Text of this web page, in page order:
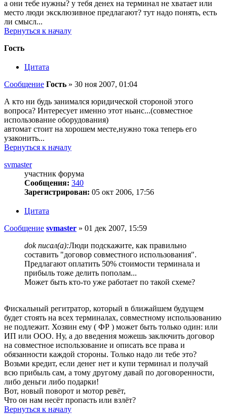
а они тебе нужны? у тебя денех на терминал не хватает или
место люди эксклюзивное предлагают? тут надо понять, есть
ли смысл...
Вернуться к началу
Гость
Цитата
Сообщение Гость » 30 ноя 2007, 01:04
А кто ни будь занимался юридической стороной этого
вопроса? Интересует именно этот ньанс...(совместное
использование оборудования)
автомат стоит на хорошем месте,нужно тока теперь его
узаконить...
Вернуться к началу
svmaster
участник форума
Сообщения: 340
Зарегистрирован: 05 окт 2006, 17:56
Цитата
Сообщение svmaster » 01 дек 2007, 15:59
dok писал(а):Люди подскажите, как правильно
составить "договор совместного использования".
Предлагают оплатить 50% стоимости терминала и
прибыль тоже делить пополам...
Может быть кто-то уже работает по такой схеме?
Фискальный регитратор, который в ближайшем будущем
будет стоять на всех терминалах, совместному использованию
не подлежит. Хозяин ему ( ФР ) может быть только один: или
ИП или ООО. Ну, а до введения можешь заключить договор
на совместное использование и описать все права и
обязанности каждой стороны. Только надо ли тебе это?
Возьми кредит, если денег нет и купи терминал и получай
всю прибыль сам, а тому другому давай по договоренности,
либо деньги либо подарки!
Вот, новый поворот и мотор ревёт,
Что он нам несёт пропасть или взлёт?
Вернуться к началу